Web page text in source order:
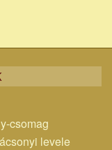
csomag
levele